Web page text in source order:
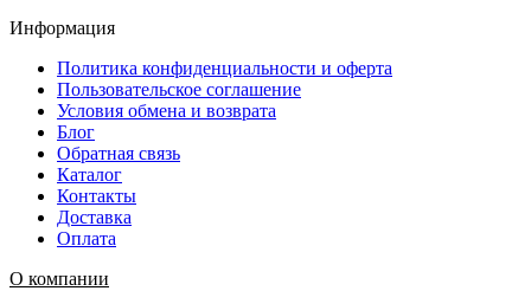
Информация
Политика конфиденциальности и оферта
Пользовательское соглашение
Условия обмена и возврата
Блог
Обратная связь
Каталог
Контакты
Доставка
Оплата
О компании